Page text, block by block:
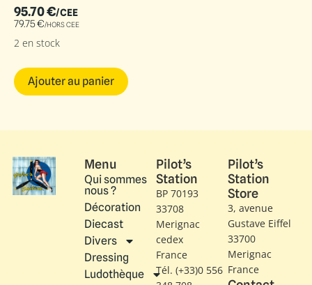
95.70€/CEE
79.75€/HORS CEE
2 en stock
Ajouter au panier
Menu
Qui sommes
nous ?
Décoration
Diecast
Divers
Dressing
Ludothèque
Pilot’s
Station
BP 70193
33708
Merignac
cedex
France
Tél. (+33)0 556
Pilot’s
Station
Store
3, avenue
Gustave Eiffel​
33700
Merignac
France